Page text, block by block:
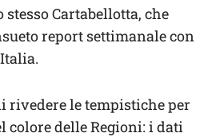
Cartabellotta, che
report settimanale con
rivedere le tempistiche per
colore delle Regioni: i dati